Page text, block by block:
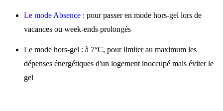
Le mode Absence : pour passer en mode hors-gel lors de
vacances ou week-ends prolongés
Le mode hors-gel : à 7°C, pour limiter au maximum les
dépenses énergétiques d'un logement inoccupé mais éviter le
gel